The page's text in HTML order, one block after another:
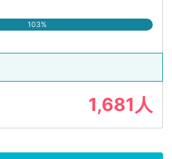
103%
1,681人